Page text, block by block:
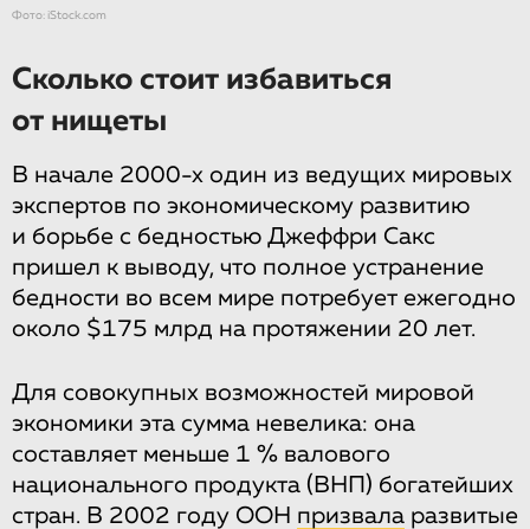
Фото: iStock.com
Сколько стоит избавиться
от нищеты
В начале 2000-х один из ведущих мировых
экспертов по экономическому развитию
и борьбе с бедностью Джеффри Сакс
пришел к выводу, что полное устранение
бедности во всем мире потребует ежегодно
около $175 млрд на протяжении 20 лет.
Для совокупных возможностей мировой
экономики эта сумма невелика: она
составляет меньше 1 % валового
национального продукта (ВНП) богатейших
стран. В 2002 году ООН призвала развитые